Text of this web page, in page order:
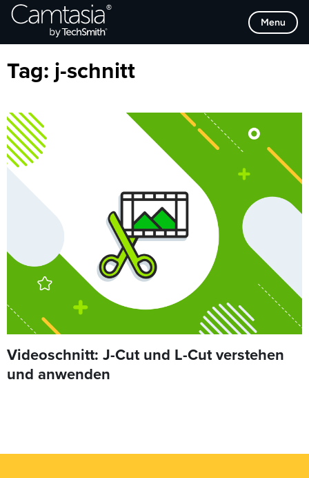
Direkt
zum
Menu
Browse Categories
Tag: j-schnitt
Videoschnitt: J-Cut und L-Cut verstehen
und anwenden